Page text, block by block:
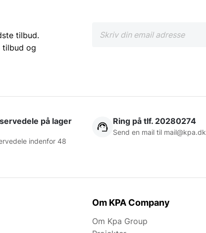
tilbud.
tilbud og
på lager
indenfor 48
Ring på tlf. 20280274
Send en mail til mail@kpa.dk
Om KPA Company
Om Kpa Group